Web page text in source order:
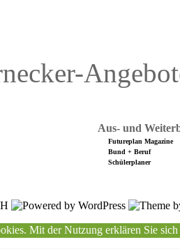
Aus- und
Futureplan Magazine
Bund + Beruf
Schülerplaner
Mit der Nutzung erklären Sie